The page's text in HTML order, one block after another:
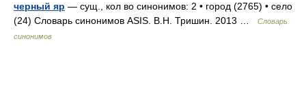
черный яр — сущ., кол во синонимов: 2 • город (2765) • село
(24) Словарь синонимов ASIS. В.Н. Тришин. 2013 …
Словарь
синонимов